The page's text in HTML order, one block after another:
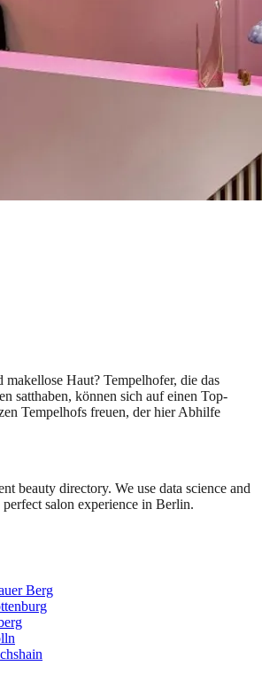
makellose Haut? Tempelhofer, die das
satthaben, können sich auf einen Top-
Tempelhofs freuen, der hier Abhilfe
beauty directory. We use data science and
salon experience in Berlin.
Berg